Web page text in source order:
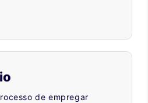
de empregar